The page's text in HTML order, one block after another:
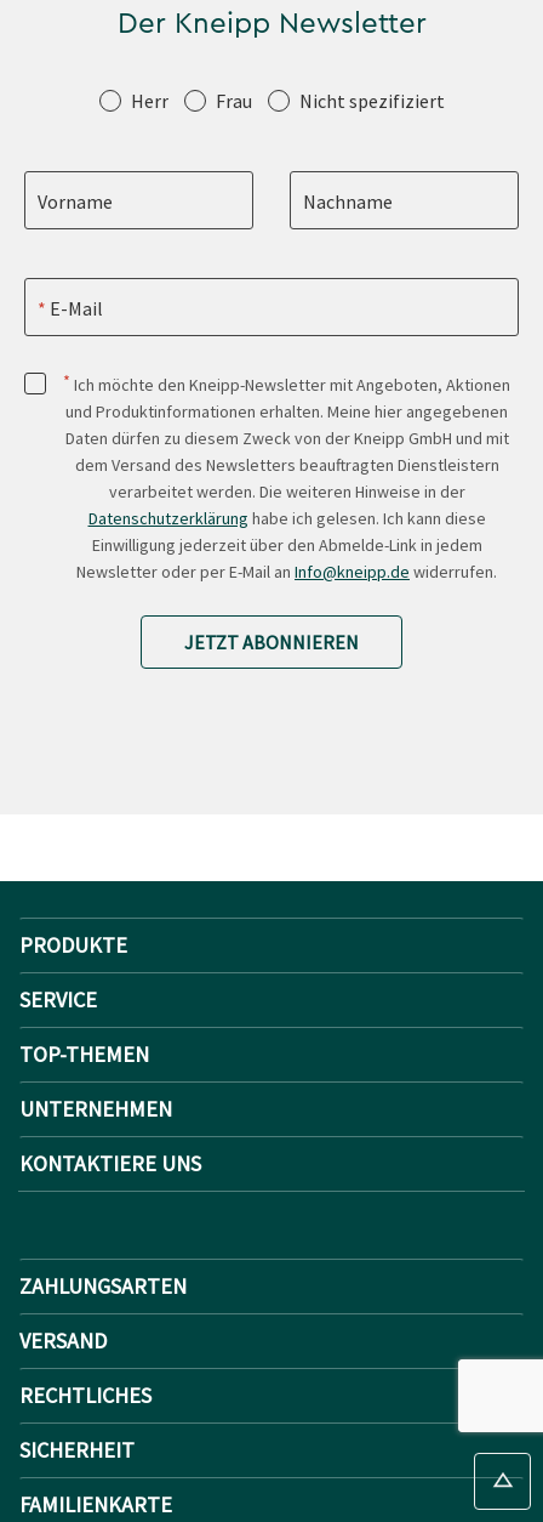
Der Kneipp Newsletter
Anrede Herr Frau Nicht spezifiziert
Vorname Nachname
E-Mail
* Ich möchte den Kneipp-Newsletter mit Angeboten, Aktionen
und Produktinformationen erhalten. Meine hier angegebenen
Daten dürfen zu diesem Zweck von der Kneipp GmbH und mit
dem Versand des Newsletters beauftragten Dienstleistern
verarbeitet werden. Die weiteren Hinweise in der
Datenschutzerklärung habe ich gelesen. Ich kann diese
Einwilligung jederzeit über den Abmelde-Link in jedem
Newsletter oder per E-Mail an Info@kneipp.de widerrufen.
JETZT ABONNIEREN
PRODUKTE
SERVICE
TOP-THEMEN
UNTERNEHMEN
KONTAKTIERE UNS
ZAHLUNGSARTEN
VERSAND
RECHTLICHES
SICHERHEIT
FAMILIENKARTE